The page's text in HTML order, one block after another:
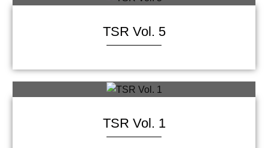
TSR Vol. 5
TSR Vol. 1